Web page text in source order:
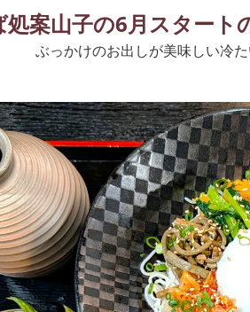
処案山子の6月スタート
ぶっかけのお出しが美味しい冷た